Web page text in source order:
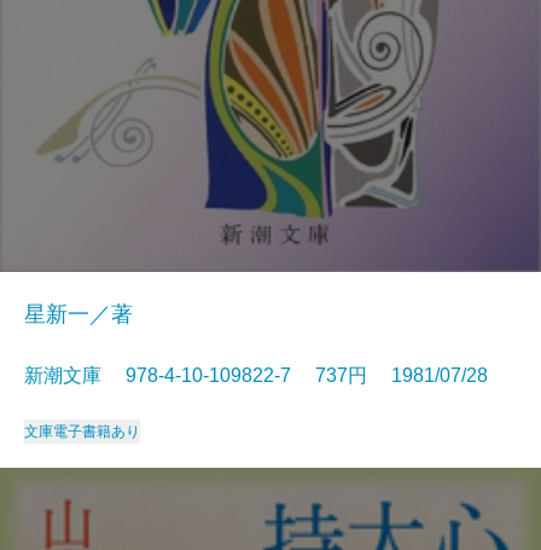
星新一／著
新潮文庫 978-4-10-109822-7 737円 1981/07/28
文庫電子書籍あり